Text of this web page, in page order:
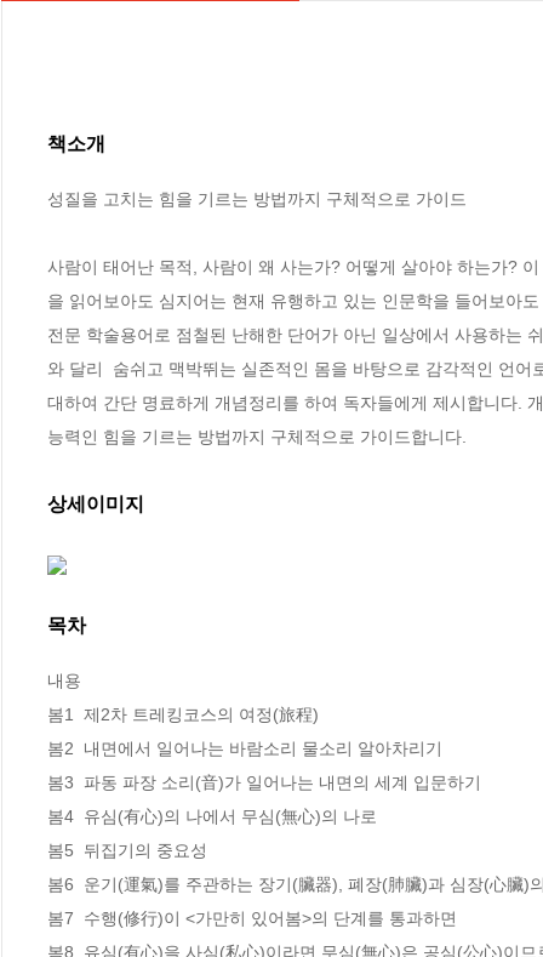
책소개
성질을 고치는 힘을 기르는 방법까지 구체적으로 가이드
사람이 태어난 목적, 사람이 왜 사는가? 어떻게 살아야 하는가?
을 읽어보아도 심지어는 현재 유행하고 있는 인문학을 들어보아
전문 학술용어로 점철된 난해한 단어가 아닌 일상에서 사용하는
와 달리  숨쉬고 맥박뛰는 실존적인 몸을 바탕으로 감각적인 언
대하여 간단 명료하게 개념정리를 하여 독자들에게 제시합니다.
능력인 힘을 기르는 방법까지 구체적으로 가이드합니다.
상세이미지
목차
내용
봄1  제2차 트레킹코스의 여정(旅程)
봄2  내면에서 일어나는 바람소리 물소리 알아차리기
봄3  파동 파장 소리(音)가 일어나는 내면의 세계 입문하기
봄4  유심(有心)의 나에서 무심(無心)의 나로
봄5  뒤집기의 중요성
봄6  운기(運氣)를 주관하는 장기(臟器), 폐장(肺臟)과 심장(心臟)
봄7  수행(修行)이 <가만히 있어봄>의 단계를 통과하면
봄8  유심(有心)을 사심(私心)이라면 무심(無心)은 공심(公心)이므